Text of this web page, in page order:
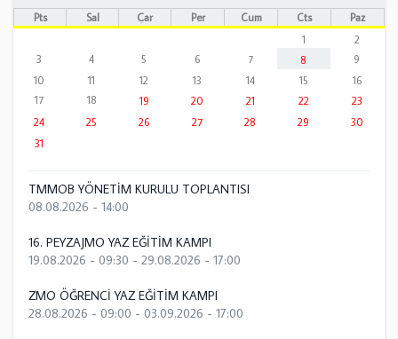
Pts Sal Çar Per Cum Cts
Paz
1
2
3
4 5 6 7 8
9
10
11 12 13 14 15
16
17
18 19 20 21 22
23
24
25 26 27 28 29
30
31
TMMOB YÖNETİM KURULU TOPLANTISI
08.08.2026 - 14:00
16. PEYZAJMO YAZ EĞİTİM KAMPI
19.08.2026 - 09:30 - 29.08.2026 - 17:00
ZMO ÖĞRENCİ YAZ EĞİTİM KAMPI
28.08.2026 - 09:00 - 03.09.2026 - 17:00